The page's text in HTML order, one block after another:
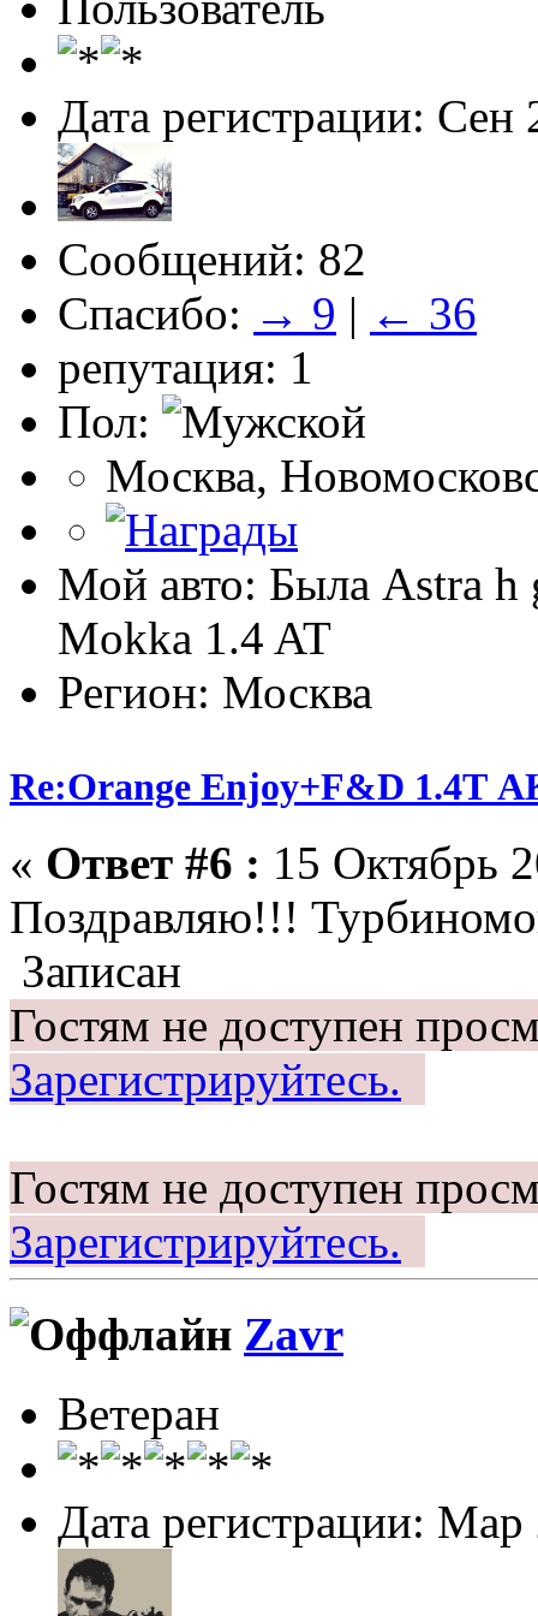
Дата регистрации: Сен
Сообщений: 82
Спасибо: → 9 | ← 36
репутация: 1
Пол:
Москва,
Мой авто: Была Astra
Mokka 1.4 AT
Регион: Москва
Re:Orange Enjoy+F&D 1.4Т
« Ответ #6 : 15 Октябрь
Поздравляю!!!
Записан
Гостям не доступен
Зарегистрируйтесь.
Гостям не доступен
Зарегистрируйтесь.
Zavr
Ветеран
Дата регистрации: Мар